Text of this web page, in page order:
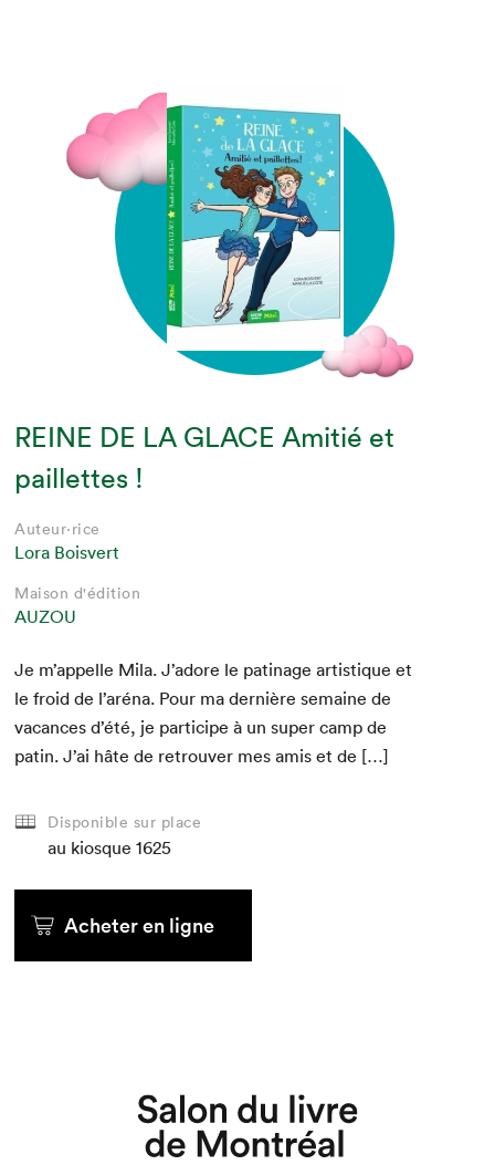
Que cherchez-vous?
REINE DE LA GLACE Amitié et
paillettes !
Auteur·rice
Lora Boisvert
Maison d'édition
AUZOU
Je m’appelle Mila. J’adore le pati­nage artis­tique et
le froid de l’aréna. Pour ma dernière semaine de
vacances d’été, je par­ticipe à un super camp de
patin. J’ai hâte de retrou­ver mes amis et de […]
Disponible sur place
au kiosque 1625
Acheter en ligne